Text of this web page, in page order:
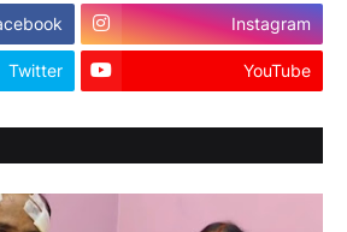
Instagram
Twitter YouTube